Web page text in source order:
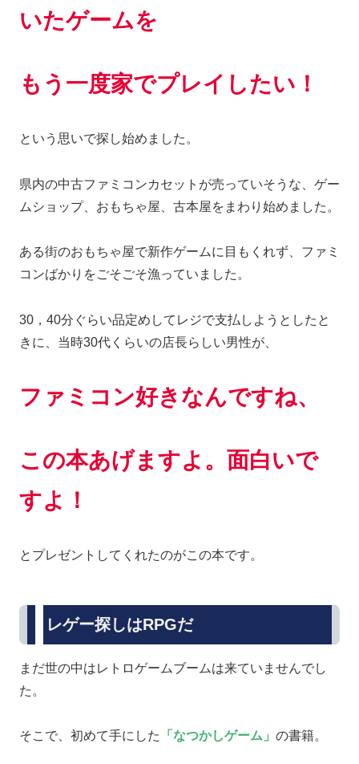
いたゲームを
もう一度家でプレイしたい ！
という思いで探し始めました。
県内の中古ファミコンカセットが売っていそうな、ゲー
ムショップ、おもちゃ屋、古本屋をまわり始めました。
ある街のおもちゃ屋で新作ゲームに目もくれず、ファミ
コンばかりをごそごそ漁っていました。
30，40分ぐらい品定めしてレジで支払しようとしたと
きに、当時30代くらいの店長らしい男性が、
ファミコン好きなんですね、
この本あげますよ。面白いで
すよ ！
とプレゼントしてくれたのがこの本です。
レゲー探しはRPGだ
まだ世の中はレトロゲームブームは来ていませんでし
た。
そこで、初めて手にした 「なつかしゲーム」 の書籍。